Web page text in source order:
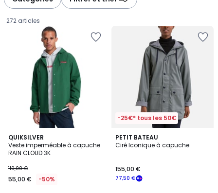
272 articles
QUIKSILVER
Veste imperméable à capuche
RAIN CLOUD 3K
€
au
110,00 €
55,00 € -50%
-25€* tous les 50€
PETIT BATEAU
Ciré Iconique à capuche
77,50 €
155,00 €
4,4
/ 5
3
Couleurs